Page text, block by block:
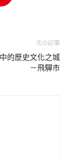
次の記事
的歷史文化之城
－飛驒市